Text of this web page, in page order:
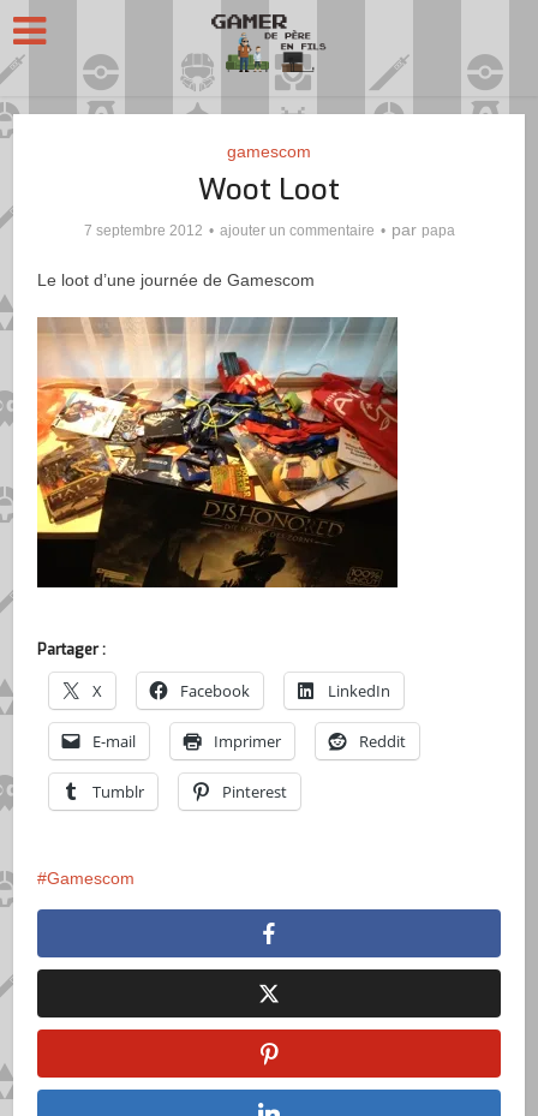
gamescom
Woot Loot
7 septembre 2012 ajouter un commentaire par papa
Le loot d’une journée de Gamescom
Partager :
X Facebook LinkedIn
E-mail Imprimer Reddit
Tumblr Pinterest
Gamescom